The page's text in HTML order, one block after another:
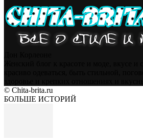
© Chita-brita.ru
БОЛЬШЕ ИСТОРИЙ